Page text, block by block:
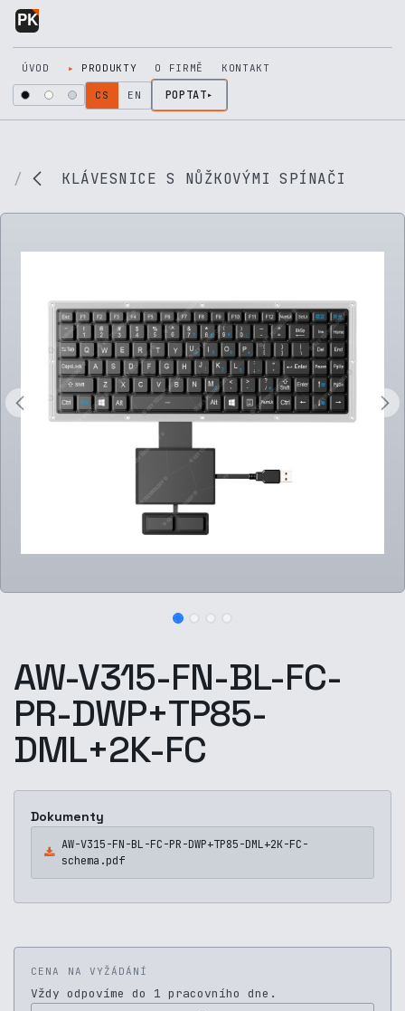
Přejít na obsah
ÚVOD PRODUKTY O FIRMĚ KONTAKT
CS EN POPTAT
KLÁVESNICE S NŮŽKOVÝMI SPÍNAČI
AW-V315-FN-BL-FC-
PR-DWP+TP85-
DML+2K-FC
Dokumenty
AW-V315-FN-BL-FC-PR-DWP+TP85-DML+2K-FC-
schema.pdf
CENA NA VYŽÁDÁNÍ
Vždy odpovíme do 1 pracovního dne.